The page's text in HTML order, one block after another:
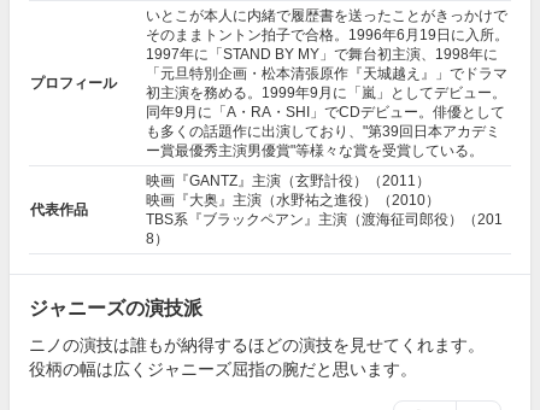
プロフィール
いとこが本人に内緒で履歴書を送ったことがきっかけで
そのままトントン拍子で合格。1996年6月19日に入所。
1997年に「STAND BY MY」で舞台初主演、1998年に
「元旦特別企画・松本清張原作『天城越え 』」でドラマ
初主演を務める。1999年9月に「嵐」としてデビュー。
同年9月に「A・RA・SHI」でCDデビュー。俳優として
も多くの話題作に出演しており、"第39回日本アカデミ
ー賞最優秀主演男優賞"等様々な賞を受賞している。
代表作品
映画『GANTZ』主演（玄野計役）（2011）
映画『大奥』主演（水野祐之進役）（2010）
TBS系『ブラックペアン』主演（渡海征司郎役）（201
8）
ジャニーズの演技派
ニノの演技は誰もが納得するほどの演技を見せてくれます。
役柄の幅は広くジャニーズ屈指の腕だと思います。